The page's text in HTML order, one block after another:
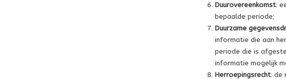
Duurovereenkomst:
bepaalde periode;
Duurzame
informatie die aan
periode die is
informatie mogelijk
Herroepingsrecht: de